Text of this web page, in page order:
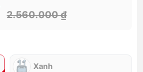
2.560.000 ₫
Xanh